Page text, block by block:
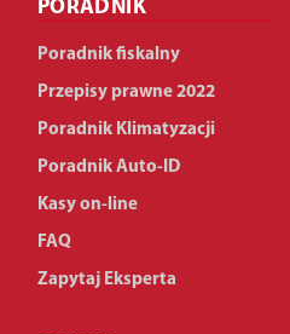
PORADNIK
Poradnik fiskalny
Przepisy prawne 2022
Poradnik Klimatyzacji
Poradnik Auto-ID
Kasy on-line
FAQ
Zapytaj Eksperta